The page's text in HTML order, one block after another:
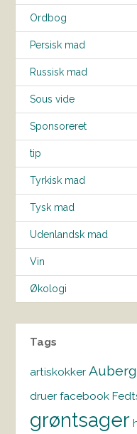
Ordbog
Persisk mad
Russisk mad
Sous vide
Sponsoreret
tip
Tyrkisk mad
Tysk mad
Udenlandsk mad
Vin
Økologi
Tags
artiskokker
druer facebook
grøntsager